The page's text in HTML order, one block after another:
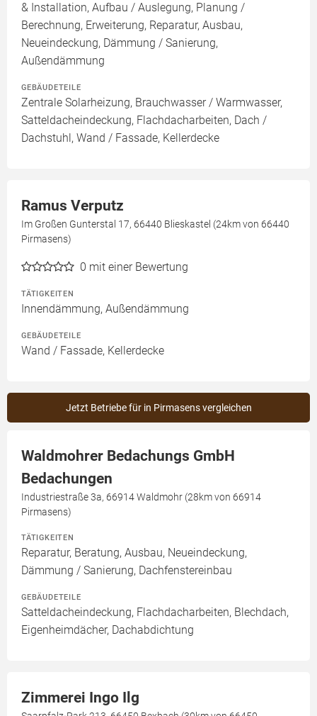
& Installation, Aufbau / Auslegung, Planung /
Berechnung, Erweiterung, Reparatur, Ausbau,
Neueindeckung, Dämmung / Sanierung,
Außendämmung
GEBÄUDETEILE
Zentrale Solarheizung, Brauchwasser / Warmwasser,
Satteldacheindeckung, Flachdacharbeiten, Dach /
Dachstuhl, Wand / Fassade, Kellerdecke
Ramus Verputz
Im Großen Gunterstal 17, 66440 Blieskastel (24km von 66440
Pirmasens)
0 mit einer Bewertung
TÄTIGKEITEN
Innendämmung, Außendämmung
GEBÄUDETEILE
Wand / Fassade, Kellerdecke
Jetzt Betriebe für in Pirmasens vergleichen
Waldmohrer Bedachungs GmbH
Bedachungen
Industriestraße 3a, 66914 Waldmohr (28km von 66914
Pirmasens)
TÄTIGKEITEN
Reparatur, Beratung, Ausbau, Neueindeckung,
Dämmung / Sanierung, Dachfenstereinbau
GEBÄUDETEILE
Satteldacheindeckung, Flachdacharbeiten, Blechdach,
Eigenheimdächer, Dachabdichtung
Zimmerei Ingo Ilg